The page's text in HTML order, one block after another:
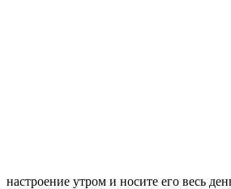
настроение утром и носите его весь